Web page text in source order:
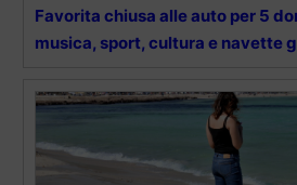
Favorita chiusa alle auto per 5
musica, sport, cultura e navette